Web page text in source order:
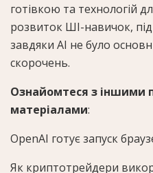
готівкою та технологій
розвиток ШІ-навичок,
завдяки AI не було
скорочень.
Ознайомтеся з іншими
матеріалами:
OpenAI готує запуск
Як криптотрейдери